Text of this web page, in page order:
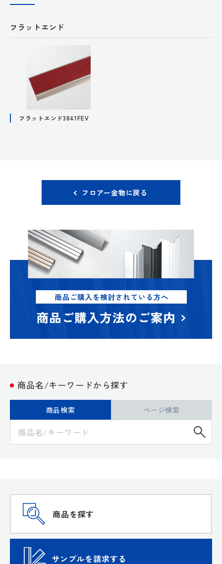
フラットエンド
フラットエンド3841FEV
フロアー金物に戻る
商品名/キーワードから探す
商品検索 ページ検索
商品を探す
サンプルを請求する